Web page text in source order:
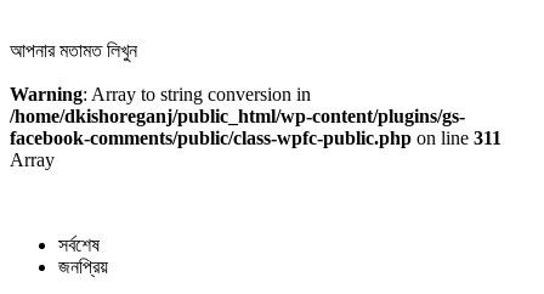
আপনার মতামত লিখুন
Warning: Array to string conversion in
/home/dkishoreganj/public_html/wp-content/plugins/gs-
facebook-comments/public/class-wpfc-public.php on line 311
Array
সর্বশেষ
জনপ্রিয়